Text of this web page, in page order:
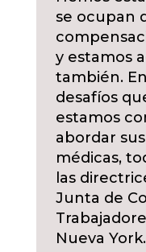
se ocupan
y estamos
también.
desafíos
estamos
abordar
médicas,
las
Junta de
Nueva York.